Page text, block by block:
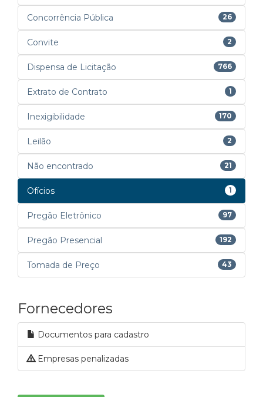
Concorrência Pública 26
Convite 2
Dispensa de Licitação 766
Extrato de Contrato 1
Inexigibilidade 170
Leilão 2
Não encontrado 21
Ofícios 1
Pregão Eletrônico 97
Pregão Presencial 192
Tomada de Preço 43
Fornecedores
Documentos para cadastro
Empresas penalizadas